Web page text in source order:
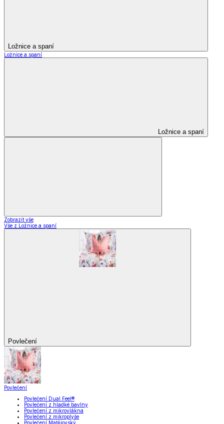
Ložnice a spaní
Ložnice a spaní
Ložnice a spaní
Zobrazit vše
Vše z Ložnice a spaní
Povlečení
Povlečení
Povlečení Dual Feel®
Povlečení z hladké bavlny
Povlečení z mikrovlákna
Povlečení z mikroplyše
Povlečení Matějovský